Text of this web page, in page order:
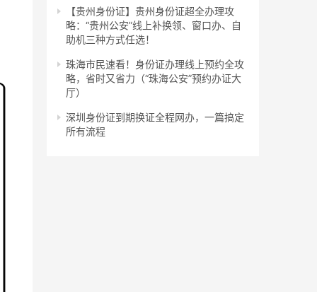
【贵州身份证】贵州身份证超全办理攻
略：“贵州公安”线上补换领、窗口办、自
助机三种方式任选！
珠海市民速看！身份证办理线上预约全攻
略，省时又省力（“珠海公安”预约办证大
厅）
深圳身份证到期换证全程网办，一篇搞定
所有流程